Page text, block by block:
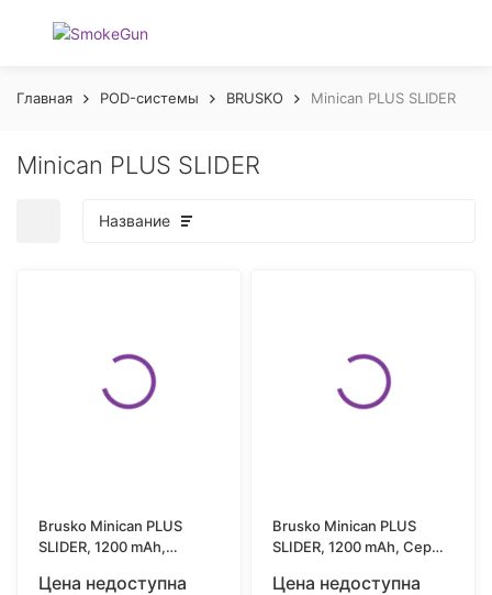
Главная POD-системы BRUSKO Minican PLUS SLIDER
Minican PLUS SLIDER
Название
Brusko Minican PLUS
SLIDER, 1200 mAh,
Цена недоступна
Brusko Minican PLUS
SLIDER, 1200 mAh, Серый
Цена недоступна